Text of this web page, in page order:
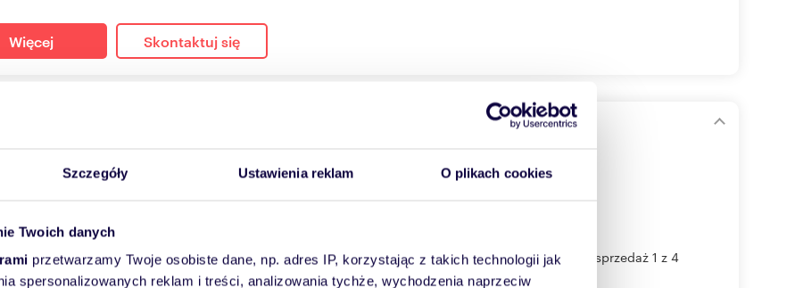
Szczegóły Ustawienia reklam O plikach cookies
Twoich danych
przetwarzamy Twoje osobiste dane, np. adres IP, korzystając z takich technologii jak
spersonalizowanych reklam i treści, analizowania tychże, wychodzenia naprzeciw
Więcej Skontaktuj się
8 229 zł/m
zł
4 segmenty w zabudowie bliźniaczej – Białystok, okolice ul. Zwierzynieckiej/Mickiewicza. Na sprzedaż 1 z 4
...